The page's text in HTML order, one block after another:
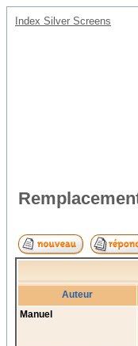
Index Silver Screens
Auteur
Manuel